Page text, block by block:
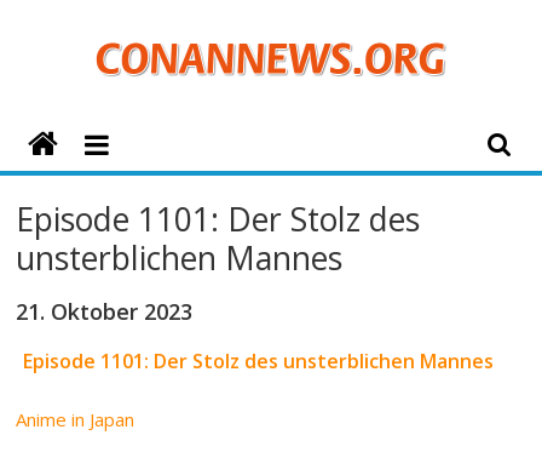
ConanNews.org
Conan
News
Episode 1101: Der Stolz des
unsterblichen Mannes
21. Oktober 2023
Episode 1101: Der Stolz des unsterblichen Mannes
Anime in Japan